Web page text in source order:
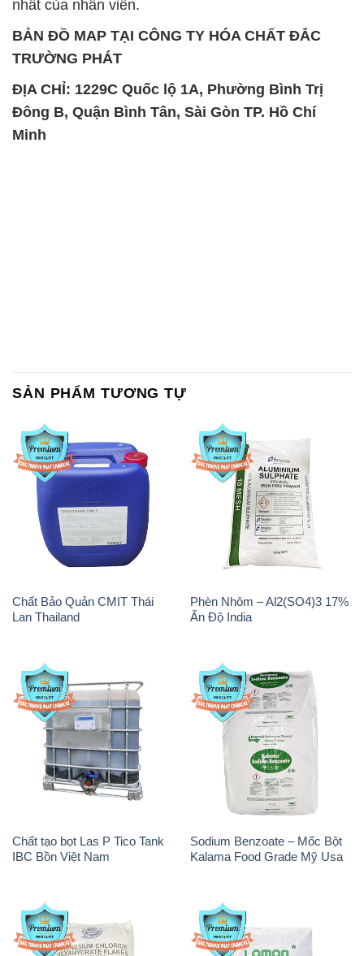
nhất của nhân viên.
BẢN ĐỒ MAP TẠI CÔNG TY HÓA CHẤT ĐẮC
TRƯỜNG PHÁT
ĐỊA CHỈ: 1229C Quốc lộ 1A, Phường Bình Trị
Đông B, Quận Bình Tân, Sài Gòn TP. Hồ Chí
Minh
SẢN PHẨM TƯƠNG TỰ
Chất Bảo Quản CMIT Thái
Lan Thailand
Phèn Nhôm – Al2(SO4)3 17%
Ấn Độ India
Chất tạo bọt Las P Tico Tank
IBC Bồn Việt Nam
Sodium Benzoate – Mốc Bột
Kalama Food Grade Mỹ Usa